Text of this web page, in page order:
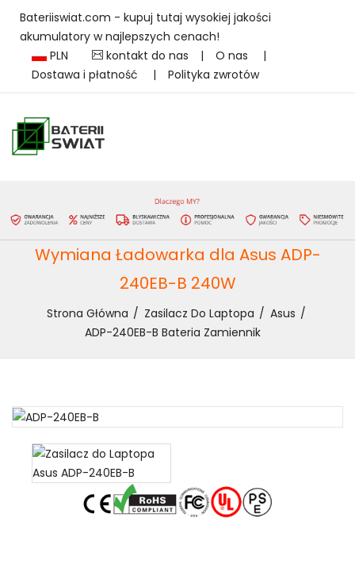
Bateriiswiat.com - kupuj tutaj wysokiej jakości
akumulatory w najlepszych cenach!
PLN
kontakt do nas | O nas
|
Dostawa i płatność
| Polityka zwrotów
Wymiana Ładowarka dla Asus ADP-
240EB-B 240W
Strona Główna Zasilacz Do Laptopa
Asus
ADP-240EB-B Bateria Zamiennik